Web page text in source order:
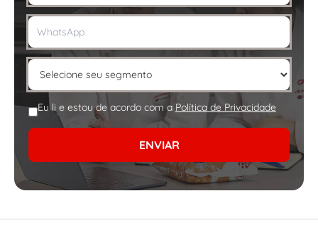
Eu li e estou de acordo com a Política de Privacidade
ENVIAR